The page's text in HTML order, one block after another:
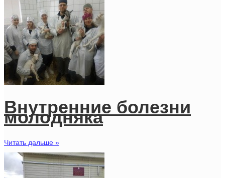
Внутренние болезни
молодняка
Читать дальше »